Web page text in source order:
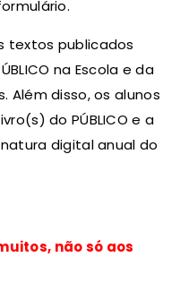
textos publicados
na Escola e da
Além disso, os alunos
do PÚBLICO e a
digital anual do
não só aos